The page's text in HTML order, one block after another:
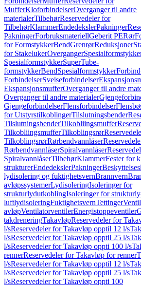
MufferKloforbindelserOverganger til andre
materialerTilbehørReservedeler for
TilbehørKlammerEndedekslerPakninger
PakningerForbruksmateriellGeberit PERør
for FormstykkerBendGrenrørReduksjoner
for StakelukerOverganger
SpesialformstykkerSuperTube-
formstykkerBendSpesialformstykker
ForbindelserSveiseforbindelser
EkspansjonsmufferOverganger til andre
Overganger til andre materialer
GjengeforbindelserFlensforbindelser
for UtstyrstilkoblingerTilslutningsbender
TilslutningsbenderTilkobliingsmuffer
TilkobliingsmufferTilkoblingsrør
TilkoblingsrørRørbendvannlåser
RørbendvannlåserSpiralvannlåser
SpiralvannlåserTilbehørKlammerFester for
strukturerEndedekslerPakninger
lydisolering og fuktighetsvernBrannvern
avløpssystemerLydisoleringIsoleringer for
strukturlydutkoblingIsoleringer for
luftlydisoleringFuktighetsvernTettinger
avløpVentilatorventilerEnergistoppeventiler
takdreneringTakavløpReservedeler for
l/sReservedeler for Takavløp opptil 12 l/s
l/sReservedeler for Takavløp opptil 25 l/s
l/sReservedeler for Takavløp oppti 100 l/s
rennerReservedeler for Takavløp for renner
l/sReservedeler for Takavløp opptil 12 l/s
l/sReservedeler for Takavløp opptil 25 l/s
l/sReservedeler for Takavløp oppti 100